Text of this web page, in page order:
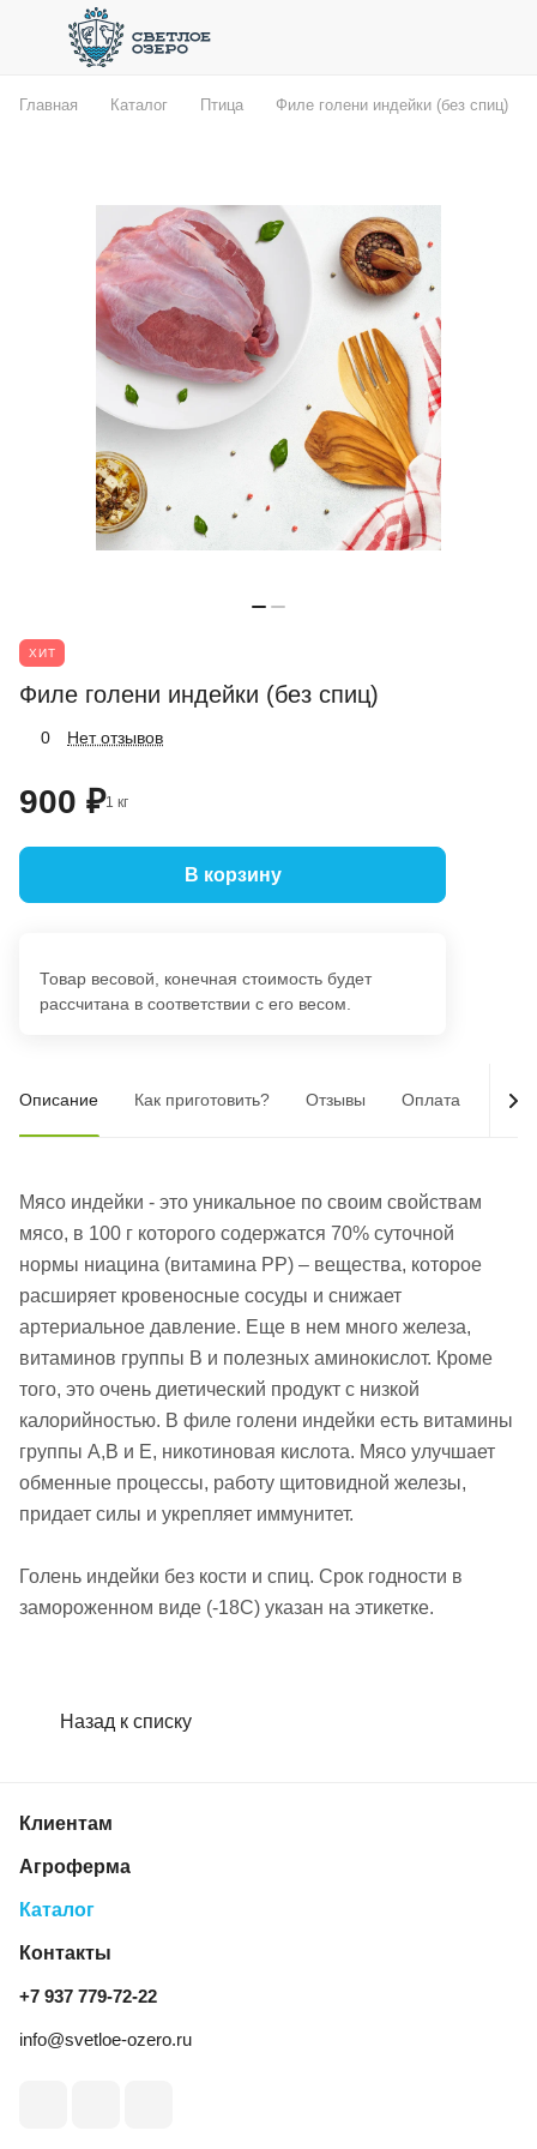
Главная Каталог Птица Филе голени индейки (без спиц)
ХИТ
Филе голени индейки (без спиц)
0 Нет отзывов
900 ₽1 кг
В корзину
Товар весовой, конечная стоимость будет
рассчитана в соответствии с его весом.
Описание Как приготовить? Отзывы Оплата
Мясо индейки - это уникальное по своим свойствам
мясо, в 100 г которого содержатся 70% суточной
нормы ниацина (витамина РР) – вещества, которое
расширяет кровеносные сосуды и снижает
артериальное давление. Еще в нем много железа,
витаминов группы В и полезных аминокислот. Кроме
того, это очень диетический продукт с низкой
калорийностью. В филе голени индейки есть витамины
группы А,В и Е, никотиновая кислота. Мясо улучшает
обменные процессы, работу щитовидной железы,
придает силы и укрепляет иммунитет.
Голень индейки без кости и спиц. Срок годности в
замороженном виде (-18С) указан на этикетке.
Назад к списку
Клиентам
Агроферма
Каталог
Контакты
+7 937 779‑72‑22
info@svetloe-ozero.ru